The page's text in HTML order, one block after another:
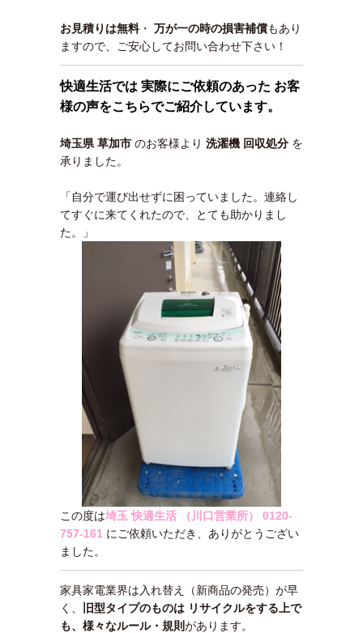
お見積りは無料・ 万が一の時の損害補償もあり
ますので、ご安心してお問い合わせ下さい！
快適生活では 実際にご依頼のあった お客
様の声をこちらでご紹介しています。
埼玉県 草加市 のお客様より 洗濯機 回収処分 を
承りました。
「自分で運び出せずに困っていました。連絡し
てすぐに来てくれたので、とても助かりまし
た。」
この度は埼玉 快適生活 （川口営業所）
0120-
757-161 にご依頼いただき、ありがとうござい
ました。
家具家電業界は入れ替え（新商品の発売）が早
く、
旧型タイプのものは リサイクルをする上で
も、様々なルール・規則があります。